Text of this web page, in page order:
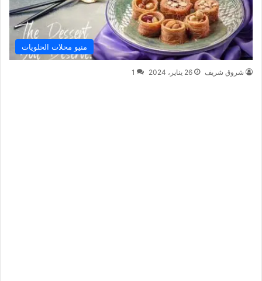
منيو محلات الحلويات
شروق شريف 26 يناير، 2024 1